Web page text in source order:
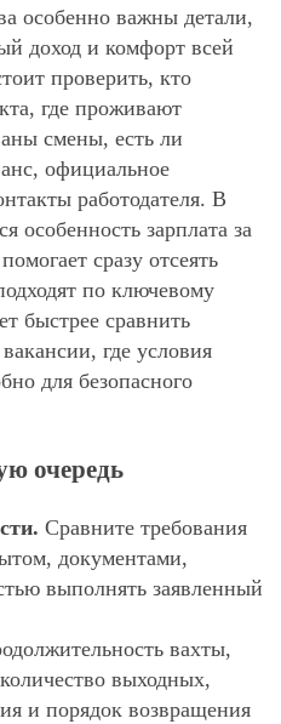
особенно важны детали,
доход и комфорт всей
проверить, кто
где проживают
смены, есть ли
официальное
работодателя. В
особенность зарплата за
сразу отсеять
по ключевому
быстрее сравнить
где условия
для безопасного
очередь
Сравните требования
документами,
выполнять заявленный
вахты,
выходных,
и порядок возвращения